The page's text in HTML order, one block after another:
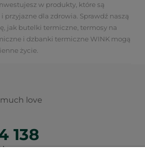
w produkty, które są
przyjazne dla zdrowia. Sprawdź naszą
jak butelki termiczne, termosy na
i dzbanki termiczne WINK mogą
życie.
love
138